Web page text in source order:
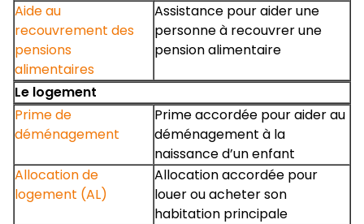
Aide au
recouvrement des
pensions
alimentaires
Assistance pour aider une
personne à recouvrer une
pension alimentaire
Le logement
Prime de
déménagement
Prime accordée pour aider au
déménagement à la
naissance d’un enfant
Allocation de
logement (AL)
Allocation accordée pour
louer ou acheter son
habitation principale